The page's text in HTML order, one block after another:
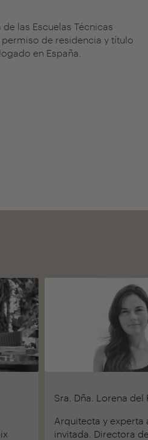
las Escuelas Técnicas
de residencia y título
en España.
Sra. Dña. Lorena del
Arquitecta y experta
invitada. Directora